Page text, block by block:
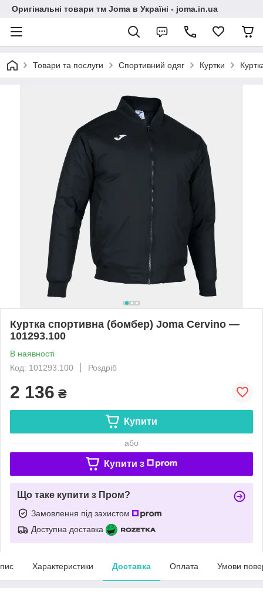
Оригінальні товари тм Joma в Україні - joma.in.ua
Товари та послуги Спортивний одяг Куртки
Куртка спортивна (бомбер) Joma Cervino —
101293.100
В наявності
Код: 101293.100
Роздріб
2 136 ₴
Купити
або
Купити з
Що таке купити з Пром?
Замовлення під захистом
Доступна доставка
Характеристики Доставка Оплата Умови